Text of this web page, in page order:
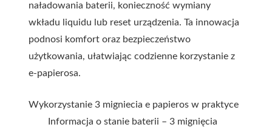
naładowania baterii, konieczność wymiany
wkładu liquidu lub reset urządzenia. Ta innowacja
podnosi komfort oraz bezpieczeństwo
użytkowania, ułatwiając codzienne korzystanie z
e-papierosa.
Wykorzystanie 3 migniecia e papieros w praktyce
Informacja o stanie baterii – 3 mignięcia